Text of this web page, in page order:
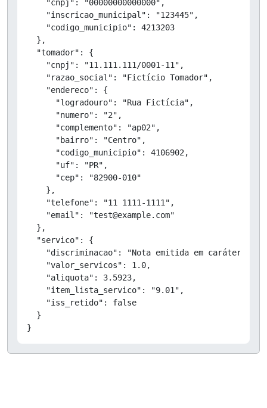
    "cnpj": "00000000000000",
    "inscricao_municipal": "123445",
    "codigo_municipio": 4213203
  },
  "tomador": {
    "cnpj": "11.111.111/0001-11",
    "razao_social": "Fictício Tomador",
    "endereco": {
      "logradouro": "Rua Fictícia",
      "numero": "2",
      "complemento": "ap02",
      "bairro": "Centro",
      "codigo_municipio": 4106902,
      "uf": "PR",
      "cep": "82900-010"
    },
    "telefone": "11 1111-1111",
    "email": "test@example.com"
  },
  "servico": {
"discriminacao": "Nota emitida em caráter de
    "valor_servicos": 1.0,
    "aliquota": 3.5923,
    "item_lista_servico": "9.01",
    "iss_retido": false
  }
}